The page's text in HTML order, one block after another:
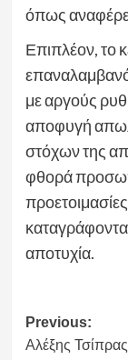
όπως
Επιπλέον, το
με αργούς
αποφυγή
στόχων της
φθορά
αποτυχία.
Post
Previous:
Αλέξης